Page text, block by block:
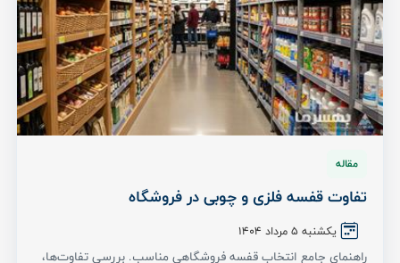
مقاله
تفاوت قفسه فلزی و چوبی در فروشگاه
یکشنبه 5 مرداد ۱۴۰۴
راهنمای جامع انتخاب قفسه فروشگاهی مناسب. بررسی تفاوت‌ها،